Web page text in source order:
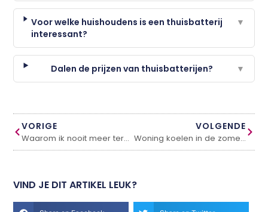
Voor welke huishoudens is een thuisbatterij
interessant?
▼
Dalen de prijzen van thuisbatterijen? ▼
VORIGE
Waarom ik nooit meer terugga naar zaaien: mijn overstap naar graszoden
VOLGENDE
Woning koelen in de zomer? Dit is waarom steeds meer huishoudens kiezen voor een warmtepomp
VIND JE DIT ARTIKEL LEUK?